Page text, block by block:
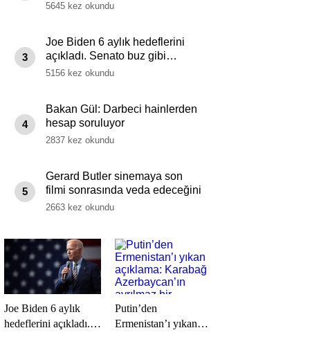
5645 kez okundu
3
Joe Biden 6 aylık hedeflerini
açıkladı. Senato buz gibi…
5156 kez okundu
4
Bakan Gül: Darbeci hainlerden
hesap soruluyor
2837 kez okundu
5
Gerard Butler sinemaya son
filmi sonrasında veda edeceğini
açıkladı.
2663 kez okundu
Joe Biden 6 aylık
hedeflerini açıkladı.
Putin’den
Ermenistan’ı yıkan